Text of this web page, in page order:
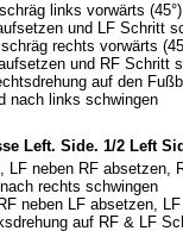
links vorwärts (45°)
und LF Schritt
rechts vorwärts
und RF Schritt
auf den
nach links schwingen
Left. Side. 1/2 Left
LF neben RF absetzen,
rechts schwingen
neben LF absetzen,
auf RF & LF